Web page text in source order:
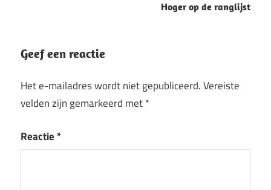
Hoger op de ranglijst
Geef een reactie
Het e-mailadres wordt niet gepubliceerd.Vereiste
velden zijn gemarkeerd met*
Reactie *